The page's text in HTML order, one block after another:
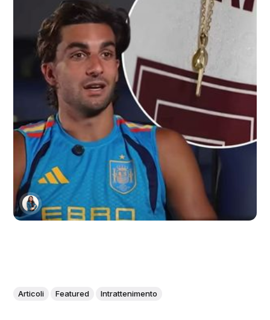
Articoli Featured Intrattenimento